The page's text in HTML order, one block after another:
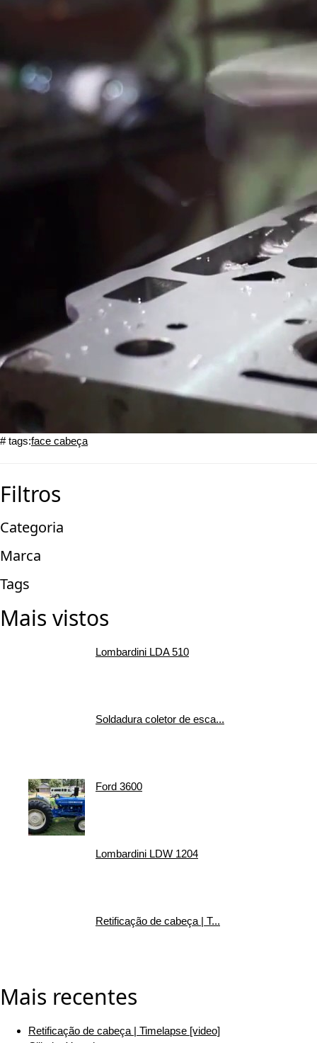
# tags:face cabeça
Filtros
Categoria
Marca
Tags
Mais vistos
Lombardini LDA 510
Soldadura coletor de esca...
Ford 3600
Lombardini LDW 1204
Retificação de cabeça | T...
Mais recentes
Retificação de cabeça | Timelapse [video]